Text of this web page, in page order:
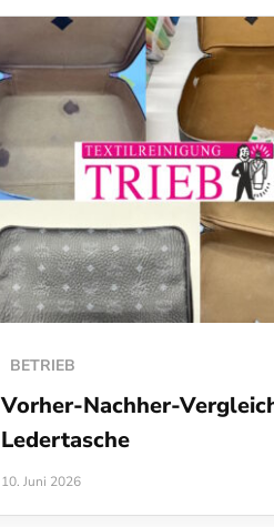
BETRIEB
Vorher-Nachher-
Ledertasche
10. Juni 2026